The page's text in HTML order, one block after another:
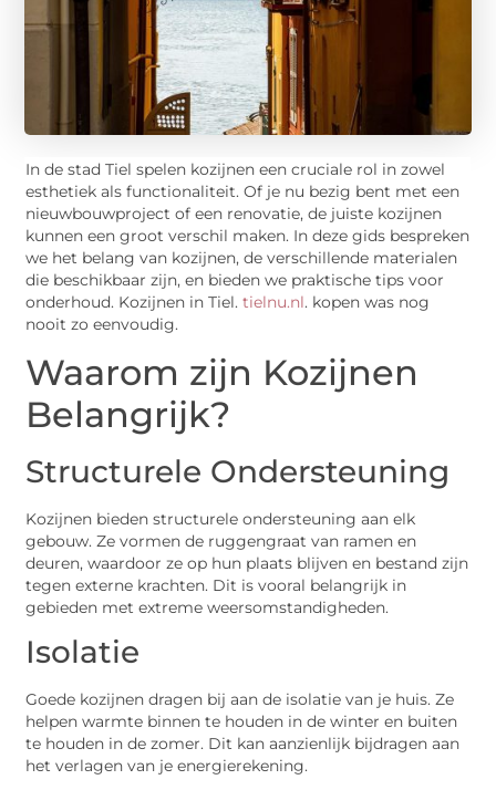
In de stad Tiel spelen kozijnen een cruciale rol in zowel
esthetiek als functionaliteit. Of je nu bezig bent met een
nieuwbouwproject of een renovatie, de juiste kozijnen
kunnen een groot verschil maken. In deze gids bespreken
we het belang van kozijnen, de verschillende materialen
die beschikbaar zijn, en bieden we praktische tips voor
onderhoud. Kozijnen in Tiel.tielnu.nl. kopen was nog
nooit zo eenvoudig.
Waarom zijn Kozijnen
Belangrijk?
Structurele Ondersteuning
Kozijnen bieden structurele ondersteuning aan elk
gebouw. Ze vormen de ruggengraat van ramen en
deuren, waardoor ze op hun plaats blijven en bestand zijn
tegen externe krachten. Dit is vooral belangrijk in
gebieden met extreme weersomstandigheden.
Isolatie
Goede kozijnen dragen bij aan de isolatie van je huis. Ze
helpen warmte binnen te houden in de winter en buiten
te houden in de zomer. Dit kan aanzienlijk bijdragen aan
het verlagen van je energierekening.